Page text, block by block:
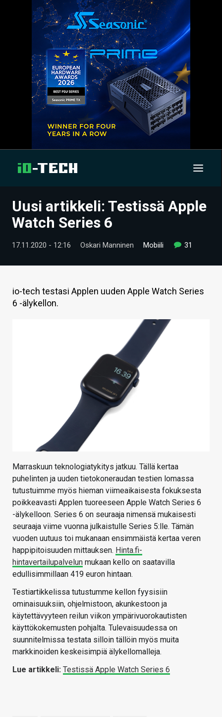
UUTISET
TIETOA
Uusi artikkeli: Testissä Apple
Watch Series 6
17.11.2020 - 12:16 Oskari Manninen Mobiili 31
io-tech testasi Applen uuden Apple Watch Series
6 -älykellon.
Marraskuun teknologiatykitys jatkuu. Tällä kertaa
puhelinten ja uuden tietokoneraudan testien lomassa
tutustuimme myös hieman viimeaikaisesta fokuksesta
poikkeavasti Applen tuoreeseen Apple Watch Series 6
-älykelloon. Series 6 on seuraaja nimensä mukaisesti
seuraaja viime vuonna julkaistulle Series 5:lle. Tämän
vuoden uutuus toi mukanaan ensimmäistä kertaa veren
happipitoisuuden mittauksen. Hinta.fi-
hintavertailupalvelun mukaan kello on saatavilla
edullisimmillaan 419 euron hintaan.
Testiartikkelissa tutustumme kellon fyysisiin
ominaisuuksiin, ohjelmistoon, akunkestoon ja
käytettävyyteen reilun viikon ympärivuorokautisten
käyttökokemusten pohjalta. Tulevaisuudessa on
suunnitelmissa testata silloin tällöin myös muita
markkinoiden keskeisimpiä älykellomalleja.
Lue artikkeli: Testissä Apple Watch Series 6